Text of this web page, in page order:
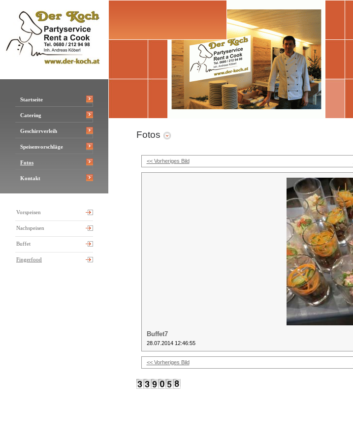
Startseite
Catering
Geschirrverleih
Speisenvorschläge
Fotos
Kontakt
Vorspeisen
Nachspeisen
Buffet
Fingerfood
Fotos
<< Vorheriges Bild
Buffet7
28.07.2014 12:46:55
<< Vorheriges Bild